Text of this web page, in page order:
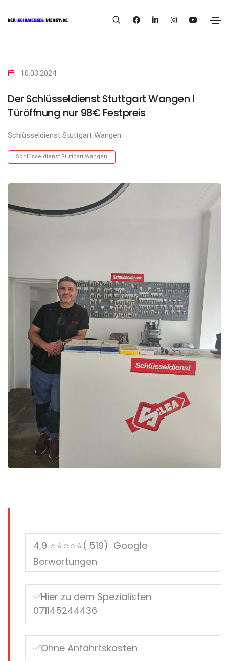
10.03.2024
Der Schlüsseldienst Stuttgart Wangen I
Türöffnung nur 98€ Festpreis
Schlüsseldienst Stuttgart Wangen
Schlüsseldienst Stuttgart Wangen